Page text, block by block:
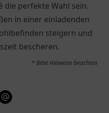
die perfekte Wahl sein.
in einer einladenden
steigern und
bescheren.
* Bitte Hinweise beachten